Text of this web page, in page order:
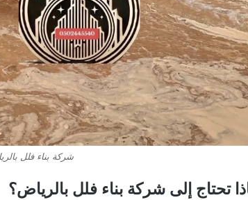
شركة بناء فلل